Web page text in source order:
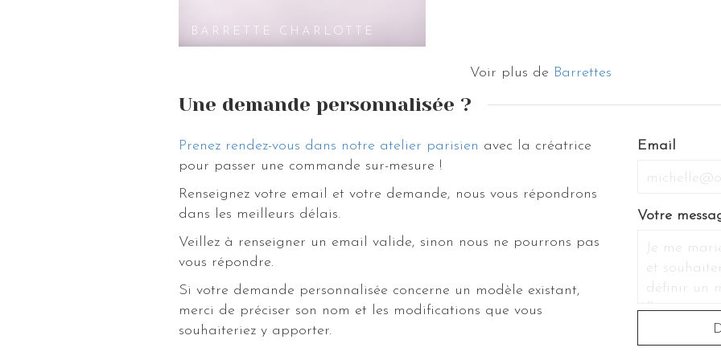
BARRETTE CHARLOTTE
Voir plus de Barrettes
Une demande personnalisée ?
Prenez rendez-vous dans notre atelier parisien avec la créatrice
pour passer une commande sur-mesure !
Renseignez votre email et votre demande, nous vous répondrons
dans les meilleurs délais.
Veillez à renseigner un email valide, sinon nous ne pourrons pas
vous répondre.
Si votre demande personnalisée concerne un modèle existant,
merci de préciser son nom et les modifications que vous
souhaiteriez y apporter.
If
are
a
ignore
this
field
Email
Votre